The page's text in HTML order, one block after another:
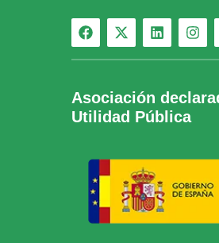
Asociación
Utilidad Pública